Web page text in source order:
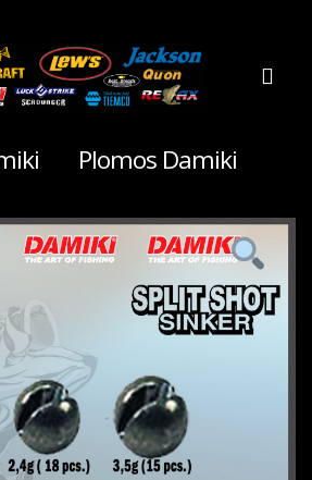
Plomos Damiki